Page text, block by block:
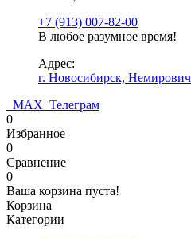
+7 (913) 007-82-00
В любое разумное время!
Адрес:
г. Новосибирск,
МАХ Телеграм
0
Избранное
0
Сравнение
0
Ваша корзина пуста!
Корзина
Категории